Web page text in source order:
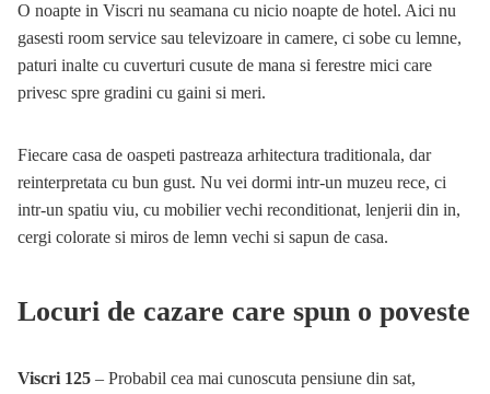
O noapte in Viscri nu seamana cu nicio noapte de hotel. Aici nu
gasesti room service sau televizoare in camere, ci sobe cu lemne,
paturi inalte cu cuverturi cusute de mana si ferestre mici care
privesc spre gradini cu gaini si meri.
Fiecare casa de oaspeti pastreaza arhitectura traditionala, dar
reinterpretata cu bun gust. Nu vei dormi intr-un muzeu rece, ci
intr-un spatiu viu, cu mobilier vechi reconditionat, lenjerii din in,
cergi colorate si miros de lemn vechi si sapun de casa.
Locuri de cazare care spun o poveste
Viscri 125 – Probabil cea mai cunoscuta pensiune din sat,